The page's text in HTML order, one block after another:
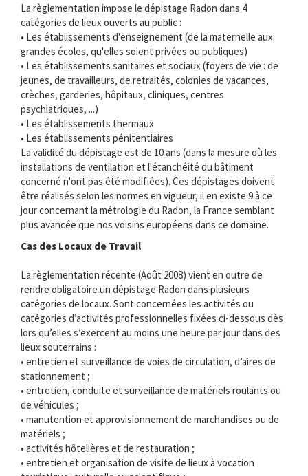
La règlementation impose le dépistage Radon dans 4
catégories de lieux ouverts au public :
• Les établissements d'enseignement (de la maternelle aux
grandes écoles, qu'elles soient privées ou publiques)
• Les établissements sanitaires et sociaux (foyers de vie : de
jeunes, de travailleurs, de retraités, colonies de vacances,
crèches, garderies, hôpitaux, cliniques, centres
psychiatriques, ...)
• Les établissements thermaux
• Les établissements pénitentiaires
La validité du dépistage est de 10 ans (dans la mesure où les
installations de ventilation et l'étanchéité du bâtiment
concerné n'ont pas été modifiées). Ces dépistages doivent
être réalisés selon les normes en vigueur, il en existe 9 à ce
jour concernant la métrologie du Radon, la France semblant
plus avancée que nos voisins européens dans ce domaine.
Cas des Locaux de Travail
La règlementation récente (Août 2008) vient en outre de
rendre obligatoire un dépistage Radon dans plusieurs
catégories de locaux. Sont concernées les activités ou
catégories d’activités professionnelles fixées ci-dessous dès
lors qu’elles s’exercent au moins une heure par jour dans des
lieux souterrains :
• entretien et surveillance de voies de circulation, d’aires de
stationnement ;
• entretien, conduite et surveillance de matériels roulants ou
de véhicules ;
• manutention et approvisionnement de marchandises ou de
matériels ;
• activités hôtelières et de restauration ;
• entretien et organisation de visite de lieux à vocation